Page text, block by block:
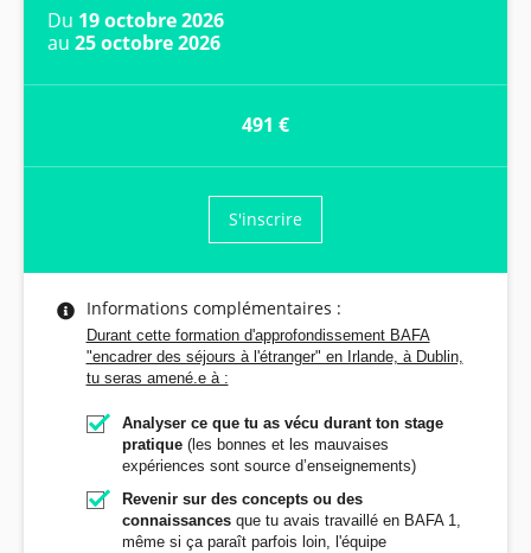
Du 19 octobre 2026
au 25 octobre 2026
491 €
S'inscrire
Informations complémentaires :
Durant cette formation d'approfondissement BAFA
"encadrer des séjours à l'étranger" en Irlande, à Dublin,
tu seras amené.e à :
Analyser ce que tu as vécu durant ton stage
pratique(les bonnes et les mauvaises
expériences sont source d’enseignements)
Revenir sur des concepts ou des
connaissancesque tu avais travaillé en BAFA 1,
même si ça paraît parfois loin, l'équipe